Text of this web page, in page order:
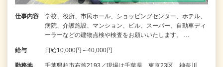
仕事内容
学校、役所、市民ホール、ショッピングセンター、ホテル、
病院、介護施設、マンション、ビル、スーパー、自動車ディ
ーラーなどの建物点検や検査をお願いいたします。 …
給与 日給10,000円～40,000円
勤務地 千葉県柏市布施2193／現場は千葉県、東京23区、神奈川